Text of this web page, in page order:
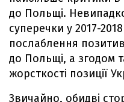
до Польщі.
суперечки у 2017-
послаблення
до Польщі, а згодом
жорсткості позиції
Звичайно, обидві